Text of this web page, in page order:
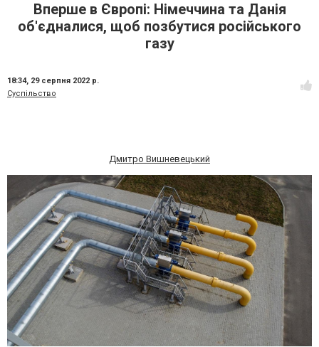
Вперше в Європі: Німеччина та Данія
об'єдналися, щоб позбутися російського
газу
18:34, 29 серпня 2022 р.
Суспільство
Дмитро Вишневецький